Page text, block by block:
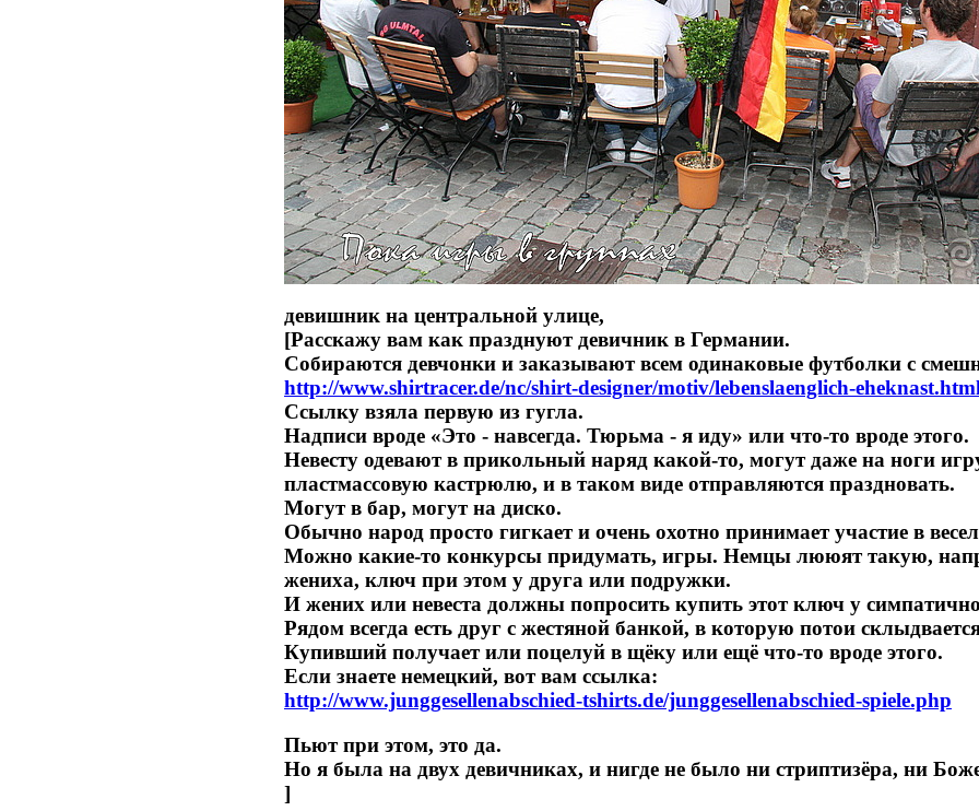
девишник на центральной улице,
[Расскажу вам как празднуют девичник в Германии.
Собираются девчонки и заказывают всем одинаковые футболки с
http://www.shirtracer.de/nc/shirt-designer/motiv/lebenslaenglich-
Ссылку взяла первую из гугла.
Надписи вроде «Это - навсегда. Тюрьма - я иду» или что-то вроде этого.
Невесту одевают в прикольный наряд какой-то, могут даже на ноги
пластмассовую кастрюлю, и в таком виде отправляются праздновать.
Могут в бар, могут на диско.
Обычно народ просто гигкает и очень охотно принимает участие в
Можно какие-то конкурсы придумать, игры. Немцы лююят такую,
жениха, ключ при этом у друга или подружки.
И жених или невеста должны попросить купить этот ключ у
Рядом всегда есть друг с жестяной банкой, в которую потои
Купивший получает или поцелуй в щёку или ещё что-то вроде этого.
Если знаете немецкий, вот вам ссылка:
http://www.junggesellenabschied-tshirts.de/junggesellenabschied-spiele.php
Пьют при этом, это да.
Но я была на двух девичниках, и нигде не было ни стриптизёра, ни
]